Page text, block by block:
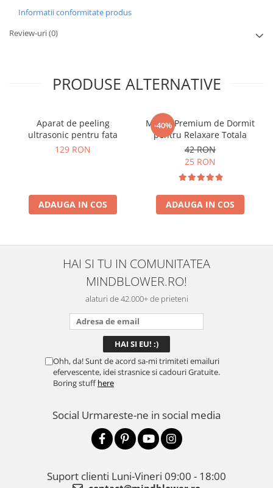
Informatii conformitate produs
Review-uri(0)
PRODUSE ALTERNATIVE
Aparat de peeling
ultrasonic pentru fata
129 RON
ADAUGA IN COS
-40%
Masca Premium de Dormit
pentru Relaxare Totala
42 RON
25 RON
ADAUGA IN COS
HAI SI TU IN COMUNITATEA
MINDBLOWER.RO!
alaturi de 42.000+ de prieteni
Ohh, da! Sunt de acord sa-mi trimiteti emailuri
efervescente, idei strasnice si cadouri Gratuite.
Boring stuffhere
Social Urmareste-ne in social media
Suport clienti Luni-Vineri 09:00 - 18:00